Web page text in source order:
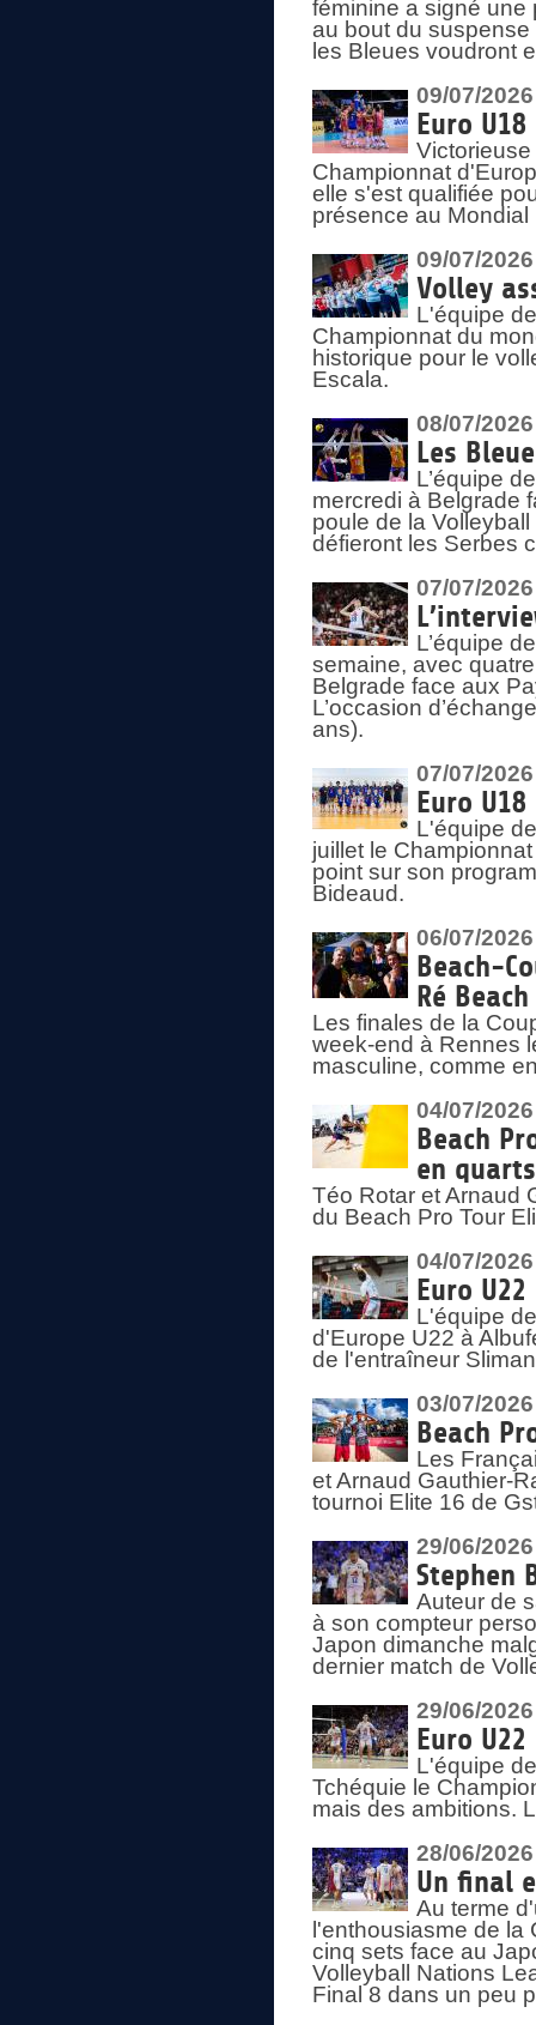
féminine a signé une
au bout du
les Bleues voudront
09/07/2026
Euro
Championnat
elle s'est qualifiée
présence au
09/07/2026
Volley
L'équipe
Championnat du
historique pour le
Escala.
08/07/2026
Les
L’équipe
mercredi à Belgrade
poule de la
défieront les Serbes
07/07/2026
L’équipe
semaine, avec
Belgrade face aux
L’occasion
ans).
07/07/2026
Euro
L'équipe
juillet le
point sur son
Bideaud.
06/07/2026
Beach-
Ré
Les finales de la
week-end à Rennes
masculine, comme
04/07/2026
Beach
en quarts
Téo Rotar et Arnaud
du Beach Pro Tour
04/07/2026
Euro
L'équipe
d'Europe U22 à
de l'entraîneur
03/07/2026
Beach
Les
et Arnaud Gauthier-
tournoi Elite 16 de
29/06/2026
Stephen
Auteur de
à son compteur
Japon dimanche
dernier match de
29/06/2026
Euro
L'équipe
Tchéquie le
mais des ambitions.
28/06/2026
Un final
Au terme
l'enthousiasme de
cinq sets face au
Volleyball Nations
Final 8 dans un peu